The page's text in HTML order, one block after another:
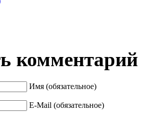
комментарий
Имя (обязательное)
E-Mail (обязательное)